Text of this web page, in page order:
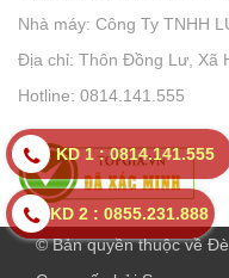
Nhà máy: Công Ty TNHH
Địa chỉ: Thôn Đồng Lư, Xã
Hotline: 0814.141.555
© Bản quyền thuộc về
KD 2 : 0855.231.888
KD 1 : 0814.141.555